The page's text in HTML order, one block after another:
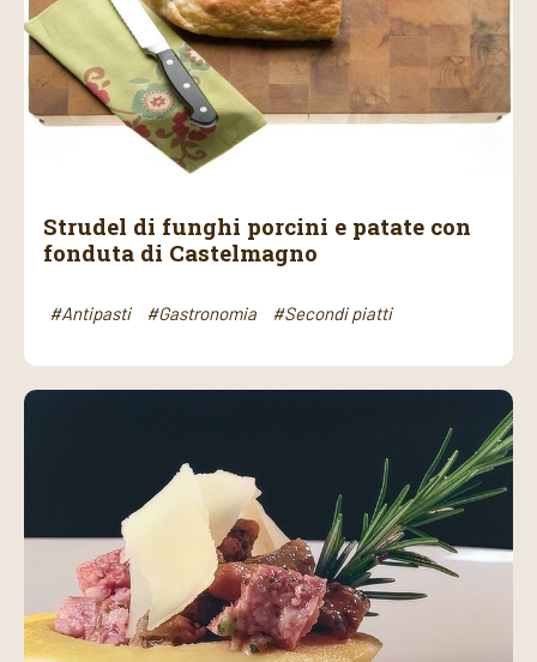
Strudel di funghi porcini e patate con
fonduta di Castelmagno
#Antipasti #Gastronomia #Secondi piatti